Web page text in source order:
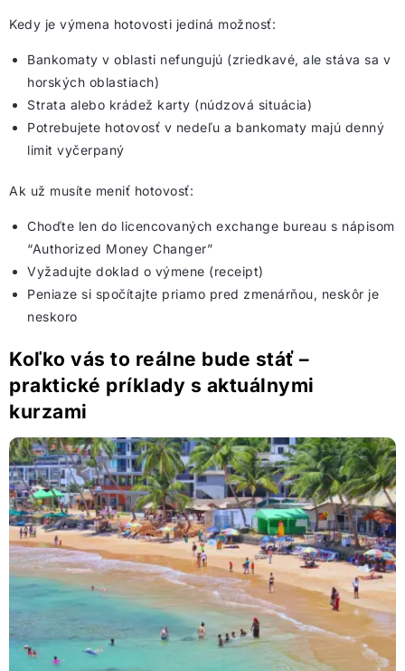
Kedy je výmena hotovosti jediná možnosť:
Bankomaty v oblasti nefungujú (zriedkavé, ale stáva sa v
horských oblastiach)
Strata alebo krádež karty (núdzová situácia)
Potrebujete hotovosť v nedeľu a bankomaty majú denný
limit vyčerpaný
Ak už musíte meniť hotovosť:
Choďte len do licencovaných exchange bureau s nápisom
“Authorized Money Changer”
Vyžadujte doklad o výmene (receipt)
Peniaze si spočítajte priamo pred zmenárňou, neskôr je
neskoro
Koľko vás to reálne bude stáť –
praktické príklady s aktuálnymi
kurzami